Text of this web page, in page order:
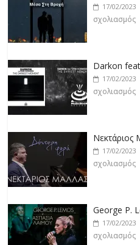
17/02/2023
σχολιασμός
Darkon
17/02/2023
σχολιασμός
Νεκτάριος
17/02/2023
σχολιασμός
George P.
17/02/2023
σχολιασμός